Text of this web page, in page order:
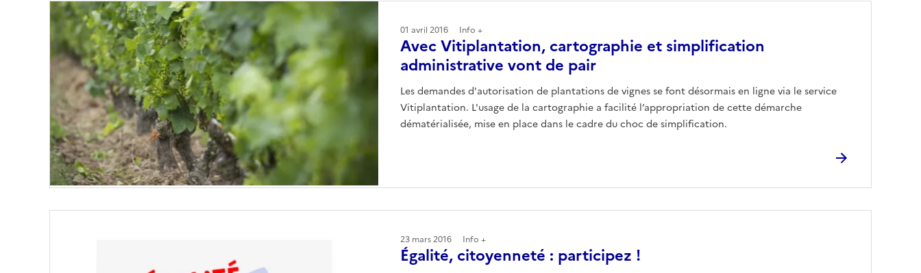
Avec Vitiplantation, cartographie et simplification
administrative vont de pair
Les demandes d'autorisation de plantations de vignes se font désormais en ligne via le service
Vitiplantation. L'usage de la cartographie a facilité l’appropriation de cette démarche
dématérialisée, mise en place dans le cadre du choc de simplification.
01 avril 2016 Info +
Égalité, citoyenneté : participez !
23 mars 2016 Info +